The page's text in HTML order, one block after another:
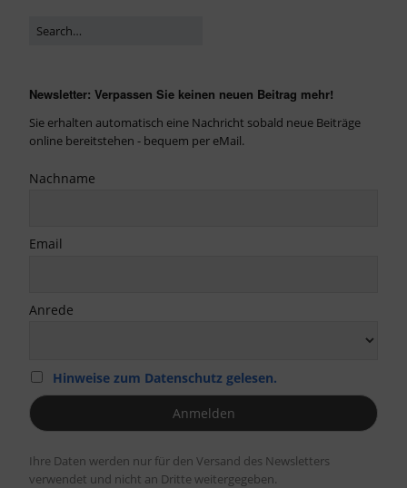
Newsletter: Verpassen Sie keinen neuen Beitrag mehr!
Sie erhalten automatisch eine Nachricht sobald neue Beiträge
online bereitstehen - bequem per eMail.
Nachname
Email
Anrede
Hinweise zum Datenschutz gelesen.
Ihre Daten werden nur für den Versand des Newsletters
verwendet und nicht an Dritte weitergegeben.